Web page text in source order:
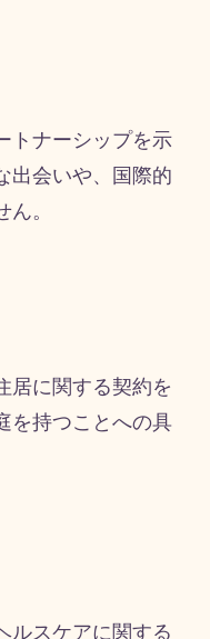
トナーシップを示
出会いや、国際的
。
居に関する契約を
を持つことへの具
ルスケアに関する